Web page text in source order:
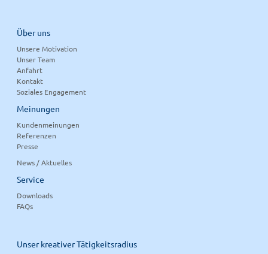
Unser kreativer Tätigkeitsradius
Über uns
Unsere Motivation
Unser Team
Anfahrt
Kontakt
Soziales Engagement
Meinungen
Kundenmeinungen
Referenzen
Presse
News / Aktuelles
Service
Downloads
FAQs